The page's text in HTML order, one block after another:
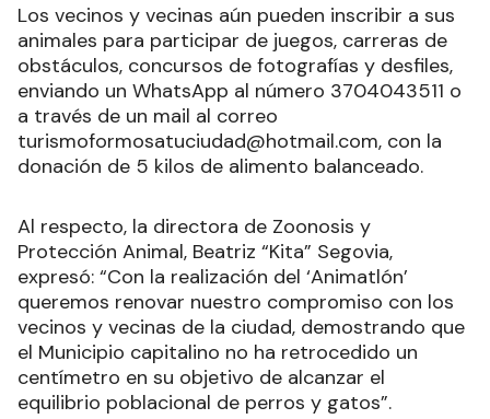
Los vecinos y vecinas aún pueden inscribir a sus
animales para participar de juegos, carreras de
obstáculos, concursos de fotografías y desfiles,
enviando un WhatsApp al número 3704043511 o
a través de un mail al correo
turismoformosatuciudad@hotmail.com, con la
donación de 5 kilos de alimento balanceado.
Al respecto, la directora de Zoonosis y
Protección Animal, Beatriz “Kita” Segovia,
expresó: “Con la realización del ‘Animatlón’
queremos renovar nuestro compromiso con los
vecinos y vecinas de la ciudad, demostrando que
el Municipio capitalino no ha retrocedido un
centímetro en su objetivo de alcanzar el
equilibrio poblacional de perros y gatos”.